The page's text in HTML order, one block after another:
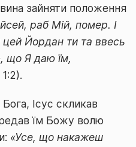
зайняти положення
раб Мій, помер. І
Йордан ти та ввесь
що Я даю їм,
Ісус скликав
їм Божу волю
«Усе, що накажеш